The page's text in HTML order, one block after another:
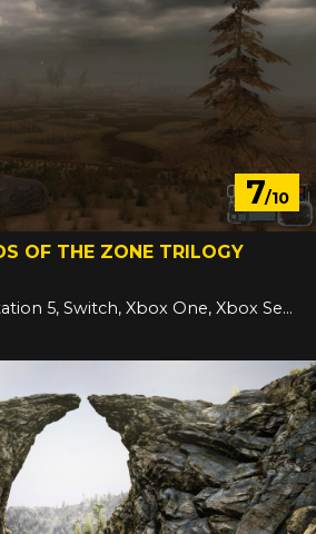
7/10
OF THE ZONE TRILOGY
PlayStation 4, PlayStation 5, Switch, Xbox One, Xbox Series